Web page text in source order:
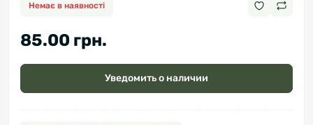
Немає в наявності
85.00 грн.
Уведомить о наличии